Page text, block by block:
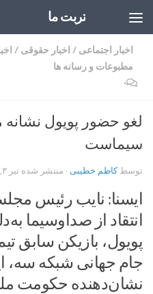
تربت ما
اخبار اجتماعی / اخبار حقوقی /
مطبوعات و رسانه ها
۰
لغو حضور پویول نشانه
سیماست
توسطکاظم خطیبی · منتشر شده تیر ۳, ۱۳۹۷
ایسنا: نایب رئیس
انتقاد از صداوسیما
پویول، بازیکن سابق
جام جهانی شبکه سه،
نشان‌دهنده حکومت